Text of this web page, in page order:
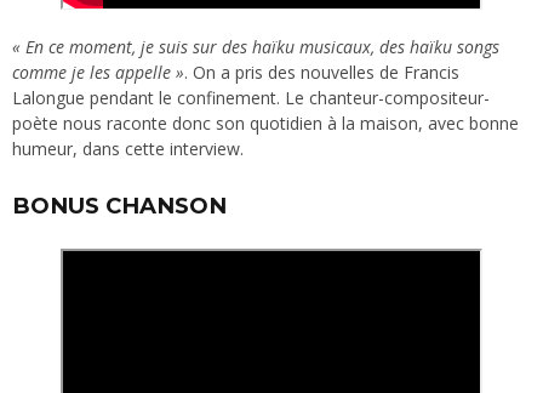
« En ce moment, je suis sur des haïku musicaux, des haïku songs
comme je les appelle ». On a pris des nouvelles de Francis
Lalongue pendant le confinement. Le chanteur-compositeur-
poète nous raconte donc son quotidien à la maison, avec bonne
humeur, dans cette interview.
BONUS CHANSON